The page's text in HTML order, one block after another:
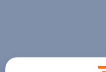
Yksityiskohtainen kuvaus